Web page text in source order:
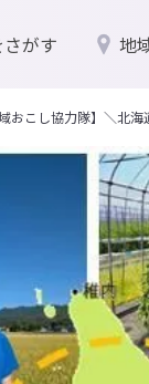
がす 地
域おこし協力隊】＼北